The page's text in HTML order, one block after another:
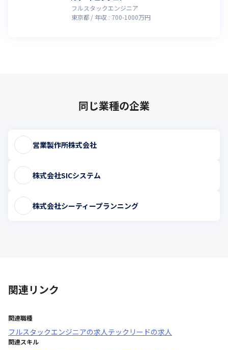
フルスタックエンジニア
東京都
年収 : 700-1000万円
同じ業種の企業
営業製作所株式会社
株式会社SICシステム
株式会社シーティープランニング
関連リンク
関連職種
フルスタックエンジニアの求人テックリードの求人
関連スキル